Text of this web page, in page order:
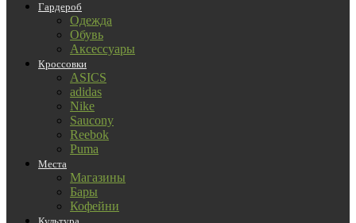
Гардероб
Одежда
Обувь
Аксессуары
Кроссовки
ASICS
adidas
Nike
Saucony
Reebok
Puma
Места
Магазины
Бары
Кофейни